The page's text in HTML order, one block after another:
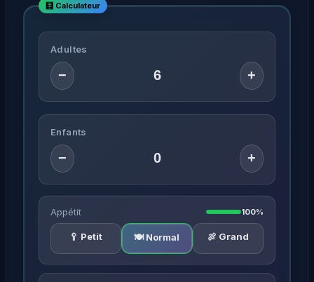
Adultes
− +
Enfants
− +
Appétit 100%
🥄 Petit 🍽️ Normal 🍖 Grand